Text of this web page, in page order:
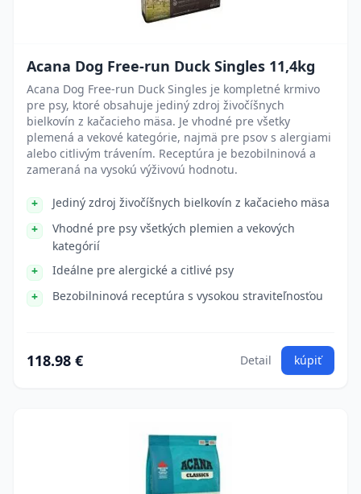
Acana Dog Free-run Duck Singles 11,4kg
Acana Dog Free-run Duck Singles je kompletné krmivo
pre psy, ktoré obsahuje jediný zdroj živočíšnych
bielkovín z kačacieho mäsa. Je vhodné pre všetky
plemená a vekové kategórie, najmä pre psov s alergiami
alebo citlivým trávením. Receptúra je bezobilninová a
zameraná na vysokú výživovú hodnotu.
Jediný zdroj živočíšnych bielkovín z kačacieho mäsa
Vhodné pre psy všetkých plemien a vekových
kategórií
Ideálne pre alergické a citlivé psy
Bezobilninová receptúra s vysokou straviteľnosťou
118.98 € Detail kúpiť